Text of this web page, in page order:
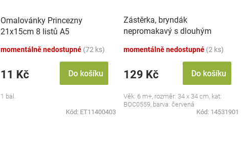
Omalovánky Princezny
21x15cm 8 listů A5
momentálně nedostupné (72 ks)
11 Kč Do košíku
1 bal.
Kód: ET11400403
Zástěrka, bryndák
nepromakavý s dlouhým
momentálně nedostupné (2 ks)
129 Kč Do košíku
Věk: 6 m+, rozměr: 34 x 34 cm, kat:
BOC0559, barva: červená
Kód: 14531901